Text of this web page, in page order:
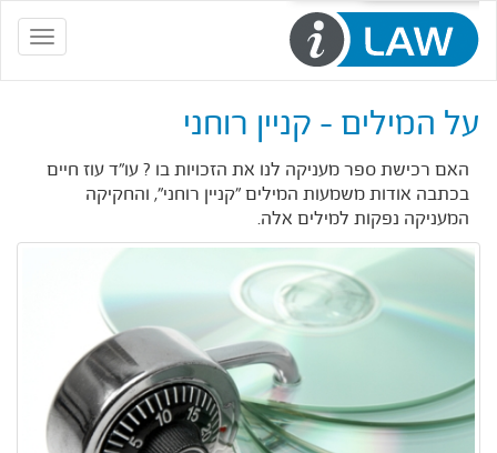
Toggle
navigation
על המילים - קניין רוחני
האם רכישת ספר מעניקה לנו את הזכויות בו ? עו"ד עוז חיים
בכתבה אודות משמעות המילים "קניין רוחני", והחקיקה
המעניקה נפקות למילים אלה.